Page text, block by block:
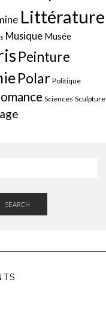
Littérature
Musique Musée
Peinture
Polar Politique
Sciences Sculpture
SEARCH